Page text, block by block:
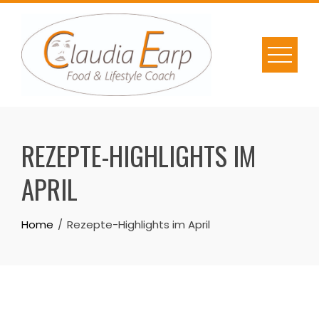
Skip
content
REZEPTE-HIGHLIGHTS IM
APRIL
Home Rezepte-Highlights im April